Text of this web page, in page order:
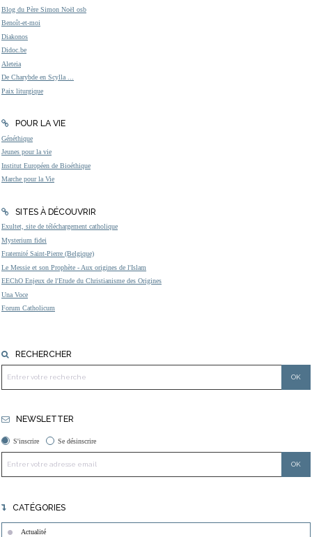
Blog du Père Simon Noël osb
Benoît-et-moi
Diakonos
Didoc.be
Aleteia
De Charybde en Scylla ...
Paix liturgique
POUR LA VIE
Généthique
Jeunes pour la vie
Institut Européen de Bioéthique
Marche pour la Vie
SITES À DÉCOUVRIR
Exultet, site de téléchargement catholique
Mysterium fidei
Fraternité Saint-Pierre (Belgique)
Le Messie et son Prophète - Aux origines de l'Islam
EEChO Enjeux de l'Etude du Christianisme des Origines
Una Voce
Forum Catholicum
RECHERCHER
NEWSLETTER
S'inscrire Se désinscrire
CATÉGORIES
Actualité